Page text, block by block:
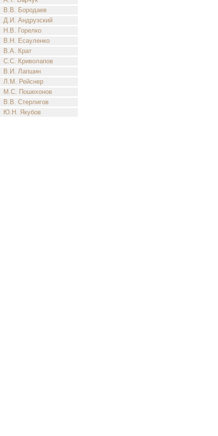
В.В. Бородаев
Д.И. Андрузский
Н.В. Горелко
В.Н. Есауленко
В.А. Крат
С.С. Криволапов
В.И. Лапшин
Л.М. Рейснер
М.С. Пошехонов
В.В. Стерлигов
Ю.Н. Якубов